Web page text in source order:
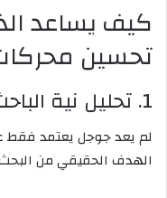
كيف يساعد
تحسين
1. تحليل نية الباحث
لم يعد جوجل يعتمد فقط
الهدف الحقيقي من